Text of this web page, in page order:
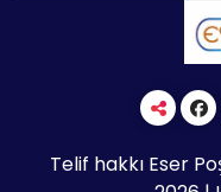
Telif hakkı Eser